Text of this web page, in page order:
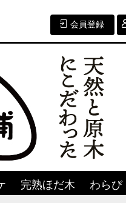
会員登録
完熟ほだ木 わらび